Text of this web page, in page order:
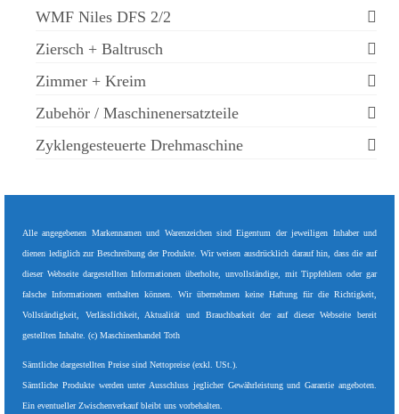
WMF Niles DFS 2/2
Ziersch + Baltrusch
Zimmer + Kreim
Zubehör / Maschinenersatzteile
Zyklengesteuerte Drehmaschine
Alle angegebenen Markennamen und Warenzeichen sind Eigentum der jeweiligen Inhaber und
dienen lediglich zur Beschreibung der Produkte. Wir weisen ausdrücklich darauf hin, dass die auf
dieser Webseite dargestellten Informationen überholte, unvollständige, mit Tippfehlern oder gar
falsche Informationen enthalten können. Wir übernehmen keine Haftung für die Richtigkeit,
Vollständigkeit, Verlässlichkeit, Aktualität und Brauchbarkeit der auf dieser Webseite bereit
gestellten Inhalte. (c) Maschinenhandel Toth
Sämtliche dargestellten Preise sind Nettopreise (exkl. USt.).
Sämtliche Produkte werden unter Ausschluss jeglicher Gewährleistung und Garantie angeboten.
Ein eventueller Zwischenverkauf bleibt uns vorbehalten.